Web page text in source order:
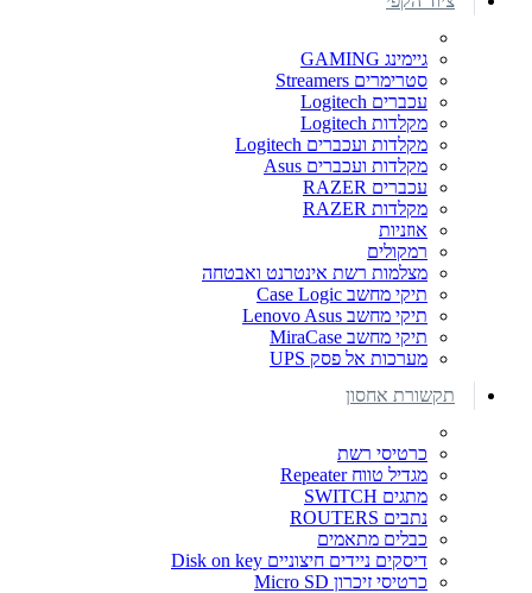
גיימינג GAMING
סטרימרים Streamers
עכברים Logitech
מקלדות Logitech
מקלדות ועכברים Logitech
מקלדות ועכברים Asus
עכברים RAZER
מקלדות RAZER
אוזניות
רמקולים
מצלמות רשת אינטרנט ואבטחה
תיקי מחשב Case Logic
תיקי מחשב Lenovo Asus
תיקי מחשב MiraCase
מערכות אל פסק UPS
תקשורת אחסון
כרטיסי רשת
מגדיל טווח Repeater
מתגים SWITCH
נתבים ROUTERS
כבלים מתאמים
דיסקים ניידים חיצוניים Disk on key
כרטיסי זיכרון Micro SD